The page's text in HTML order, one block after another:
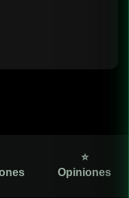
⭐
Opiniones